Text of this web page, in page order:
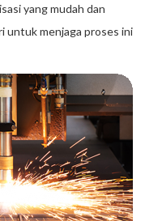
yang mudah dan
untuk menjaga proses ini